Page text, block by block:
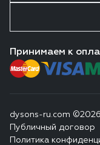
Принимаем к
dysons-ru.com
Публичный договор
Политика